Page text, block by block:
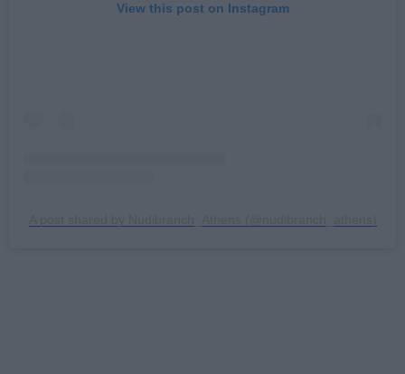
View this post on Instagram